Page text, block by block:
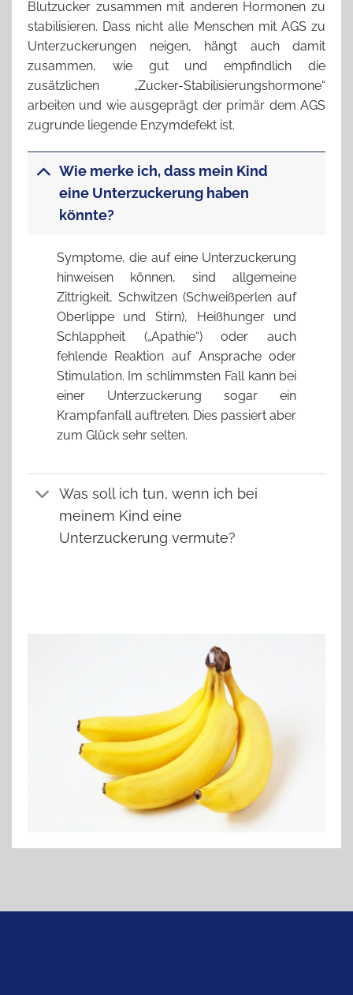
Blutzucker zusammen mit anderen Hormonen zu
stabilisieren. Dass nicht alle Menschen mit AGS zu
Unterzuckerungen neigen, hängt auch damit
zusammen, wie gut und empfindlich die
zusätzlichen „Zucker-Stabilisierungshormone“
arbeiten und wie ausgeprägt der primär dem AGS
zugrunde liegende Enzymdefekt ist.
Wie merke ich, dass mein Kind
eine Unterzuckerung haben
könnte?
Symptome, die auf eine Unterzuckerung
hinweisen können, sind allgemeine
Zittrigkeit, Schwitzen (Schweißperlen auf
Oberlippe und Stirn), Heißhunger und
Schlappheit („Apathie“) oder auch
fehlende Reaktion auf Ansprache oder
Stimulation. Im schlimmsten Fall kann bei
einer Unterzuckerung sogar ein
Krampfanfall auftreten. Dies passiert aber
zum Glück sehr selten.
Was soll ich tun, wenn ich bei
meinem Kind eine
Unterzuckerung vermute?